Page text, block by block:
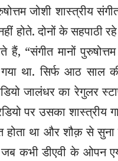
जोशी शास्त्रीय
होते. दोनों के सहपाठी
हैं, “संगीत मानों
गया था. सिर्फ आठ
जालंधर का रेगुलर
पर उसका शास्त्रीय
होता था और शौक़ से सुना
जब कभी डीएवी के ओपन